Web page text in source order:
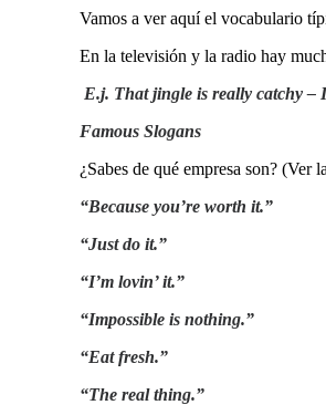
Vamos a ver aquí el vocabulario
En la televisión y la radio hay
E.j. That jingle is really catchy –
Famous Slogans
¿Sabes de qué empresa son? (Ver
“Because you’re worth it.”
“Just do it.”
“I’m lovin’ it.”
“Impossible is nothing.”
“Eat fresh.”
“The real thing.”